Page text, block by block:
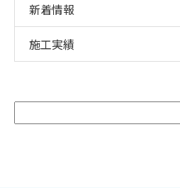
新着情報
施工実績